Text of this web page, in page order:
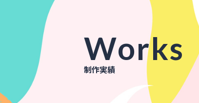
Works
制作実績